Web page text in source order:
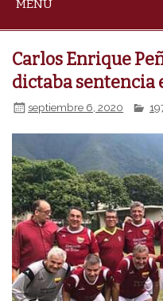
MENÚ
Carlos Enrique
dictaba sentencia
septiembre 6, 2020